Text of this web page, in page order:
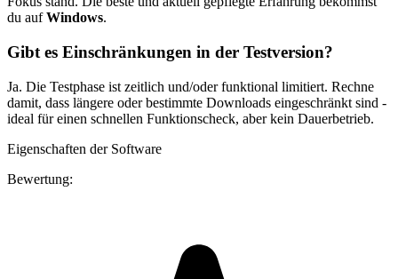
du aufWindows.
Gibt es Einschränkungen in der Testversion?
Ja. Die Testphase ist zeitlich und/oder funktional limitiert. Rechne
damit, dass längere oder bestimmte Downloads eingeschränkt sind -
ideal für einen schnellen Funktionscheck, aber kein Dauerbetrieb.
Eigenschaften der Software
Bewertung: